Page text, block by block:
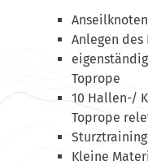
Anseilknoten
Anlegen
Toprope
10 Hallen-/
Toprope
Sturztraining
Kleine